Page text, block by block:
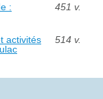
:
451 v.
activités
514 v.